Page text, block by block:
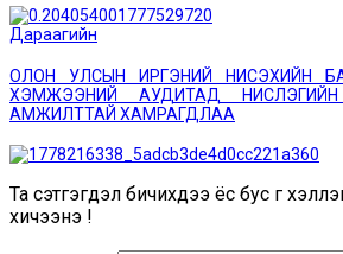
Дараагийн
ОЛОН УЛСЫН ИРГЭНИЙ НИСЭХИЙН
ХЭМЖЭЭНИЙ АУДИТАД
АМЖИЛТТАЙ ХАМРАГДЛАА
Та сэтгэгдэл бичихдээ ёс бус үг
хичээнэ үү!